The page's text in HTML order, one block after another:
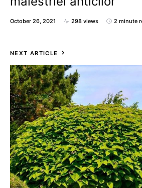
October 26, 2021 298 views 2 minute
NEXT ARTICLE